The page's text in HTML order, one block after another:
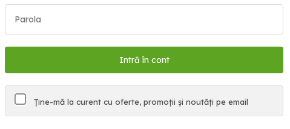
Ține-mă la curent cu oferte, promoții și noutăți pe email